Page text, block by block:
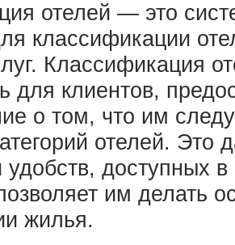
отелей — это
классификации
Классификация
для клиентов,
о том, что им
отелей. Это
доступных в
им делать
жилья.